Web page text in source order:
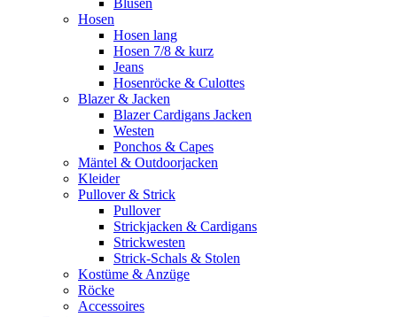
Blusen
Hosen
Hosen lang
Hosen 7/8 & kurz
Jeans
Hosenröcke & Culottes
Blazer & Jacken
Blazer Cardigans Jacken
Westen
Ponchos & Capes
Mäntel & Outdoorjacken
Kleider
Pullover & Strick
Pullover
Strickjacken & Cardigans
Strickwesten
Strick-Schals & Stolen
Kostüme & Anzüge
Röcke
Accessoires